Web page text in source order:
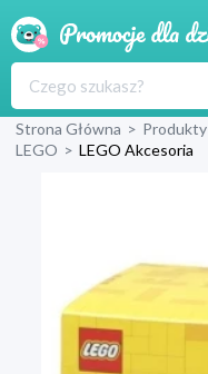
Strona Główna > Produkty
LEGO > LEGO Akcesoria